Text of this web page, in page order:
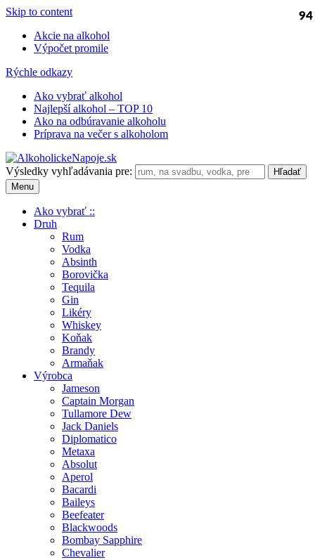
Skip to content
Akcie na alkohol
Výpočet promile
Rýchle odkazy
Ako vybrať alkohol
Najlepší alkohol – TOP 10
Ako na odbúravanie alkoholu
Príprava na večer s alkoholom
Výsledky vyhľadávania pre:
Menu
Ako vybrať ::
Druh
Rum
Vodka
Absinth
Borovička
Tequila
Gin
Likéry
Whiskey
Koňak
Brandy
Armaňak
Výrobca
Jameson
Captain Morgan
Tullamore Dew
Jack Daniels
Diplomatico
Metaxa
Absolut
Aperol
Bacardi
Baileys
Beefeater
Blackwoods
Bombay Sapphire
Chevalier
94